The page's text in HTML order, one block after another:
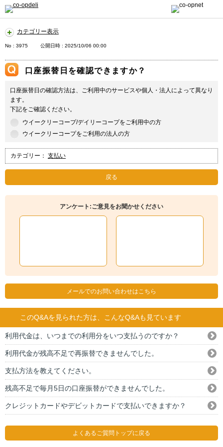
カテゴリー表示
No : 3975 公開日時 : 2025/10/06 00:00
口座振替日を確認できますか？
口座振替日の確認方法は、ご利用中のサービスや個人・法人によって異なり
ます。
下記をご確認ください。
ウイークリーコープ/デイリーコープをご利用中の方
ウイークリーコープをご利用の法人の方
カテゴリー： 支払い
戻る
アンケート:ご意見をお聞かせください
メールでのお問い合わせはこちら
このQ&Aを見られた方は、こんなQ&Aも見ています
利用代金は、いつまでの利用分をいつ支払うのですか？
利用代金が残高不足で再振替できませんでした。
支払方法を教えてください。
残高不足で毎月5日の口座振替ができませんでした。
クレジットカードやデビットカードで支払いできますか？
よくあるご質問トップに戻る